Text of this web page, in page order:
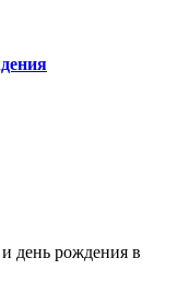
день рождения в